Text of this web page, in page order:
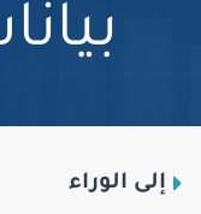
إلى الوراء